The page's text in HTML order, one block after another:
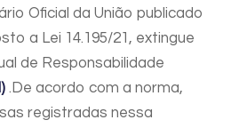
Oficial da União publicado
a Lei 14.195/21, extingue
de Responsabilidade
.De acordo com a norma,
registradas nessa